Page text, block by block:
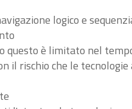
logico e
questo è limitato nel
il rischio che le